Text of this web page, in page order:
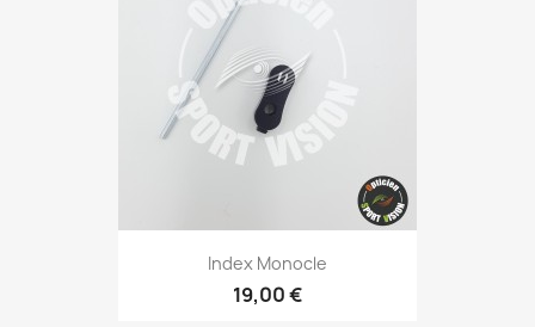
Index Monocle
19,00 €